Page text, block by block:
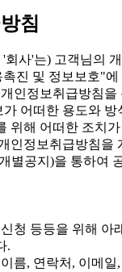
침
회사'는) 고객님의
진 및 정보보호"
인정보취급방침을
어떠한 용도와 방
위해 어떠한 조치
인정보취급방침을
별공지)을 통하여
청 등등을 위해 아
.
름, 연락처, 이메일